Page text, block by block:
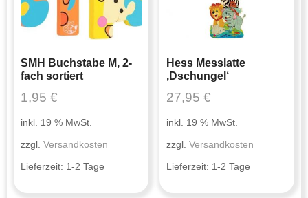
SMH Buchstabe M, 2-
fach sortiert
1,95 €
inkl. 19 % MwSt.
zzgl. Versandkosten
Lieferzeit: 1-2 Tage
Hess Messlatte
‚Dschungel‘
27,95€
inkl. 19 % MwSt.
zzgl.Versandkosten
Lieferzeit: 1-2 Tage